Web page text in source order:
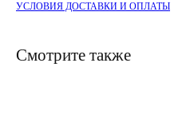
УСЛОВИЯ ДОСТАВКИ И ОПЛАТЫ
Смотрите также